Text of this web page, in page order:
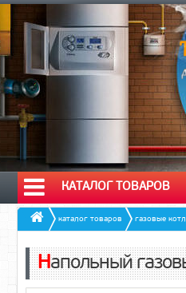
КАТАЛОГ ТОВАРОВ
каталог товаров газовые
Напольный